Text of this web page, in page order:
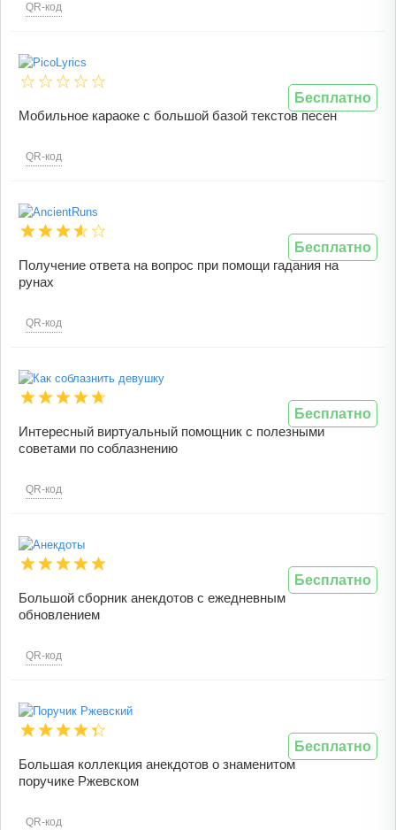
QR-код
Мобильное караоке с большой базой текстов песен
QR-код
Бесплатно
Получение ответа на вопрос при помощи гадания на
рунах
QR-код
Бесплатно
Интересный виртуальный помощник с полезными
советами по соблазнению
QR-код
Бесплатно
Большой сборник анекдотов с ежедневным
обновлением
QR-код
Бесплатно
Большая коллекция анекдотов о знаменитом
поручике Ржевском
QR-код
Бесплатно